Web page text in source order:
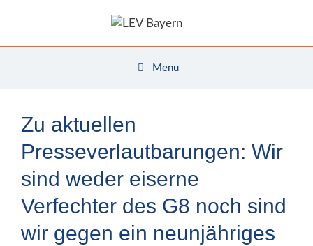
Menu
Zu aktuellen
Presseverlautbarungen: Wir
sind weder eiserne
Verfechter des G8 noch sind
wir gegen ein neunjähriges